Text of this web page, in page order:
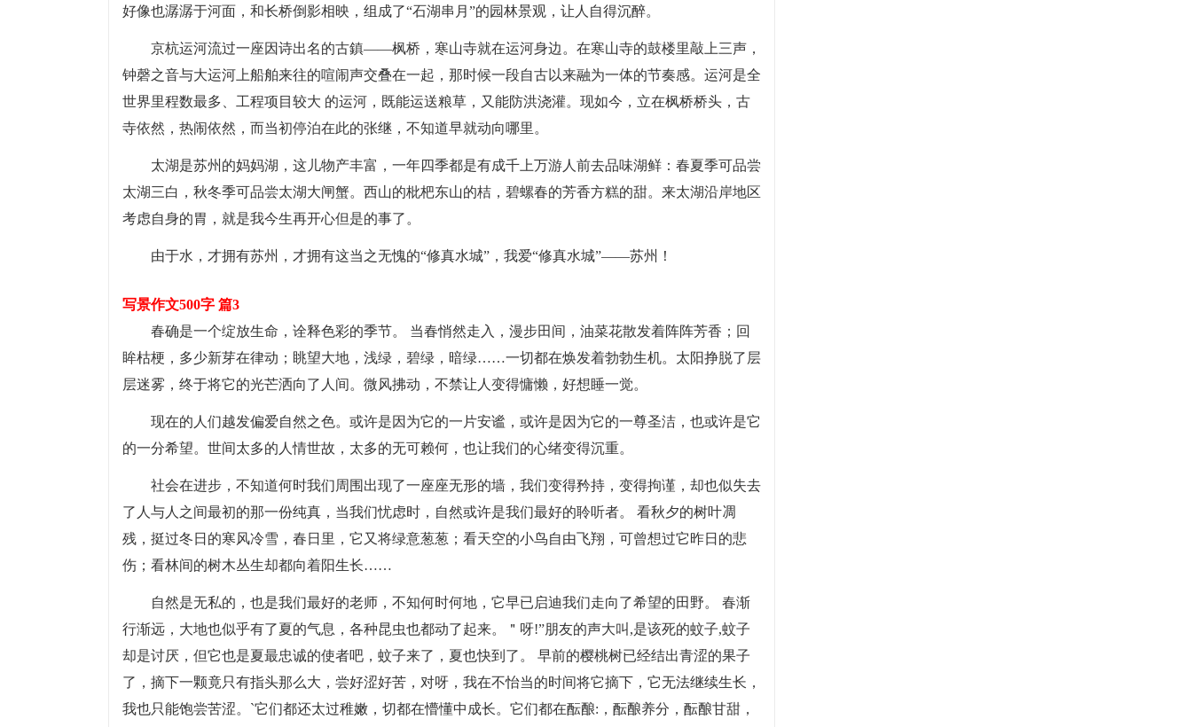
好像也潺潺于河面，和长桥倒影相映，组成了“石湖串月”的园林景观，让人自得沉醉。
京杭运河流过一座因诗出名的古鎮——枫桥，寒山寺就在运河身边。在寒山寺的鼓楼里敲上三声，
钟磬之音与大运河上船舶来往的喧闹声交叠在一起，那时候一段自古以来融为一体的节奏感。运河是全
世界里程数最多、工程项目较大 的运河，既能运送粮草，又能防洪浇灌。现如今，立在枫桥桥头，古
寺依然，热闹依然，而当初停泊在此的张继，不知道早就动向哪里。
太湖是苏州的妈妈湖，这儿物产丰富，一年四季都是有成千上万游人前去品味湖鲜：春夏季可品尝
太湖三白，秋冬季可品尝太湖大闸蟹。西山的枇杷东山的桔，碧螺春的芳香方糕的甜。来太湖沿岸地区
考虑自身的胃，就是我今生再开心但是的事了。
由于水，才拥有苏州，才拥有这当之无愧的“修真水城”，我爱“修真水城”——苏州！
写景作文500字 篇3
春确是一个绽放生命，诠释色彩的季节。 当春悄然走入，漫步田间，油菜花散发着阵阵芳香；回
眸枯梗，多少新芽在律动；眺望大地，浅绿，碧绿，暗绿……一切都在焕发着勃勃生机。太阳挣脱了层
层迷雾，终于将它的光芒洒向了人间。微风拂动，不禁让人变得慵懒，好想睡一觉。
现在的人们越发偏爱自然之色。或许是因为它的一片安谧，或许是因为它的一尊圣洁，也或许是它
的一分希望。世间太多的人情世故，太多的无可赖何，也让我们的心绪变得沉重。
社会在进步，不知道何时我们周围出现了一座座无形的墙，我们变得矜持，变得拘谨，却也似失去
了人与人之间最初的那一份纯真，当我们忧虑时，自然或许是我们最好的聆听者。 看秋夕的树叶凋
残，挺过冬日的寒风冷雪，春日里，它又将绿意葱葱；看天空的小鸟自由飞翔，可曾想过它昨日的悲
伤；看林间的树木丛生却都向着阳生长……
自然是无私的，也是我们最好的老师，不知何时何地，它早已启迪我们走向了希望的田野。 春渐
行渐远，大地也似乎有了夏的气息，各种昆虫也都动了起来。＂呀!”朋友的声大叫,是该死的蚊子,蚊子
却是讨厌，但它也是夏最忠诚的使者吧，蚊子来了，夏也快到了。 早前的樱桃树已经结出青涩的果子
了，摘下一颗竟只有指头那么大，尝好涩好苦，对呀，我在不怡当的时间将它摘下，它无法继续生长，
我也只能饱尝苦涩。`它们都还太过稚嫩，切都在懵懂中成长。它们都在酝酿:，酝酿养分，酝酿甘甜，